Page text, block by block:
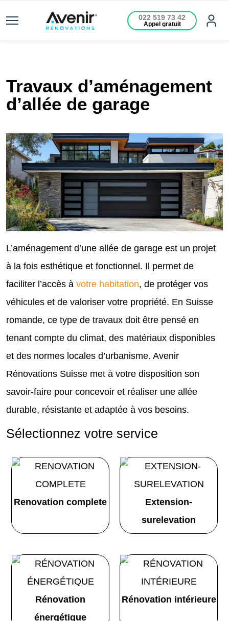
022 519 73 42
Appel gratuit
Travaux d’aménagement
d’allée de garage
L’aménagement d’une allée de garage est un projet
à la fois esthétique et fonctionnel. Il permet de
faciliter l’accès à votre habitation, de protéger vos
véhicules et de valoriser votre propriété. En Suisse
romande, ce type de travaux doit être pensé en
tenant compte du climat, des matériaux disponibles
et des normes locales d’urbanisme. Avenir
Rénovations Suisse met à votre disposition son
savoir-faire pour concevoir et réaliser une allée
durable, résistante et adaptée à vos besoins.
Sélectionnez votre service
Renovation complete
Extension-
surelevation
Rénovation
énergétique
Rénovation intérieure